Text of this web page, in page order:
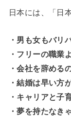
日本には、「日
・男も女もバリ
・フリーの職業
・会社を辞める
・結婚は早い方
・キャリアと子
・夢を持たなき